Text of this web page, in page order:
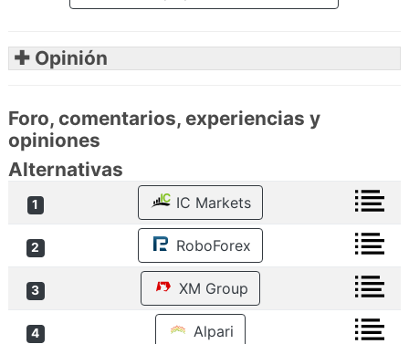
✚ Opinión
Foro, comentarios, experiencias y
opiniones
Alternativas
1 IC Markets
2 RoboForex
3 XM Group
4 Alpari